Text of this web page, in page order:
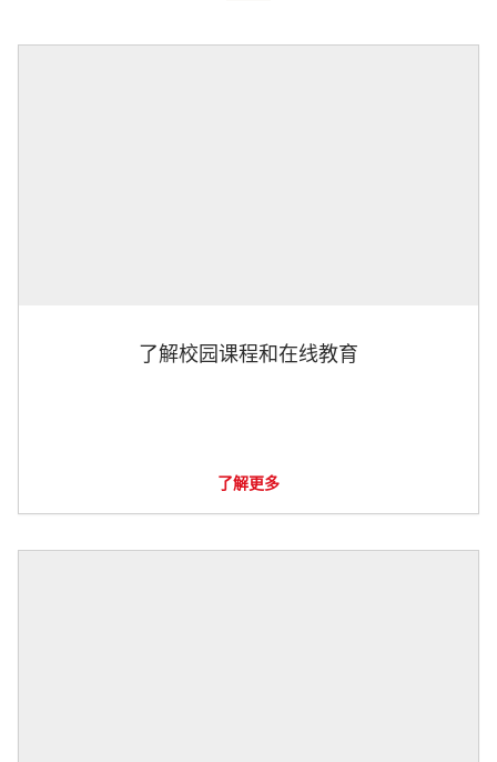
了解校园课程和在线教育
了解更多